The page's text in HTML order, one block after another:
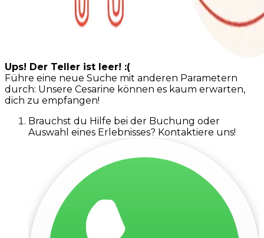
Ups! Der Teller ist leer! :(
Führe eine neue Suche mit anderen Parametern
durch: Unsere Cesarine können es kaum erwarten,
dich zu empfangen!
Brauchst du Hilfe bei der Buchung oder
Auswahl eines Erlebnisses? Kontaktiere uns!